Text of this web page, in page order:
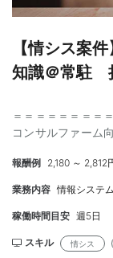
【情シス案
知識＠常駐
＝＝＝＝＝＝＝＝
コンサルファーム
のビジネスアプリ
ア、周辺機器、ラ
ン ・端末、ライセ
プデスク経験 ・
識 ・社内申請業務
報酬例 2,180 ～ 2,812
業務内容 情報システ
稼働時間目安 週5日
スキル 情シス